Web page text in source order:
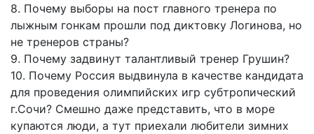
8. Почему выборы на пост главного тренера по
лыжным гонкам прошли под диктовку Логинова, но
не тренеров страны?
9. Почему задвинут талантливый тренер Грушин?
10. Почему Россия выдвинула в качестве кандидата
для проведения олимпийских игр субтропический
г.Сочи? Смешно даже представить, что в море
купаются люди, а тут приехали любители зимних